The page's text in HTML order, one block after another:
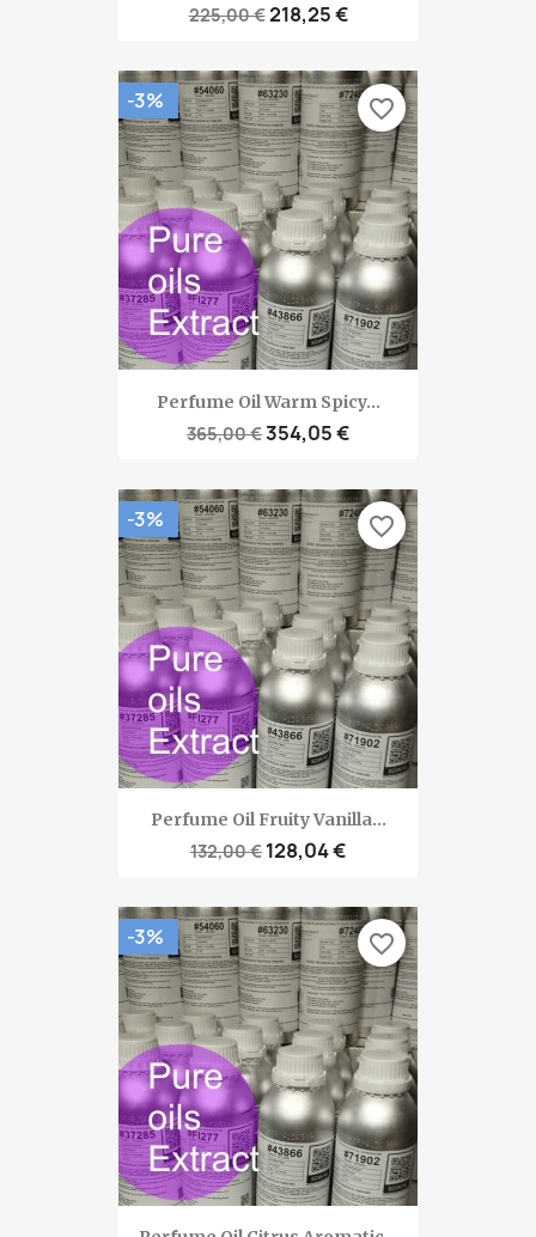
225,00 €218,25 €
Perfume Oil Warm Spicy...
365,00 €354,05 €
-3% favorite_border
Perfume Oil Fruity Vanilla...
132,00 € 128,04 €
-3% favorite_border
-3% favorite_border